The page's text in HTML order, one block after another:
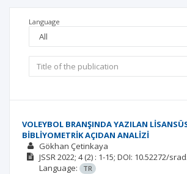
Language
VOLEYBOL BRANŞINDA YAZILAN
BİBLİYOMETRİK AÇIDAN ANALİZİ
Gökhan Çetinkaya
JSSR2022; 4(2) : 1-15; DOI: 10.52272/
Language:
TR